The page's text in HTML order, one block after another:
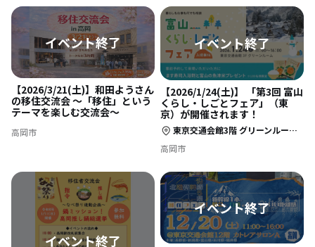
【2026/3/21(土)】和田ようさん
の移住交流会 〜「移住」という
テーマを楽しむ交流会〜
高岡市
【2026/1/24(土)】 「第3回 富山
くらし・しごとフェア」（東
京）が開催されます！
東京交通会館3階 グリーンルーム（東京都千代田区有楽町2-10-1）
高岡市